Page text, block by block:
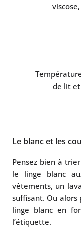
de lit
Le blanc et les
Pensez bien à
le linge blanc
vêtements, un
suffisant. Ou alors
linge blanc en
l’étiquette.